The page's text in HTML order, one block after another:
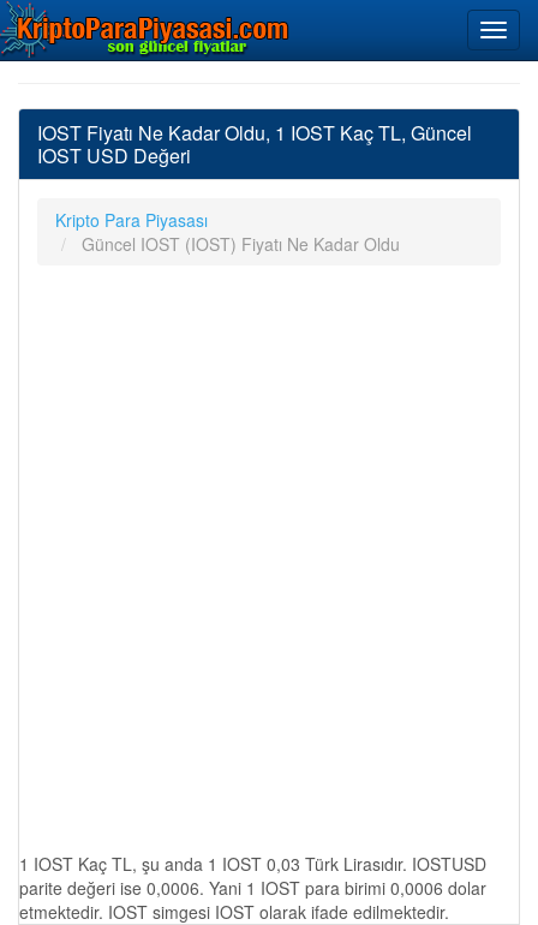
IOST Fiyatı Ne Kadar Oldu, 1 IOST Kaç TL, Güncel
IOST USD Değeri
Kripto Para Piyasası
Güncel IOST (IOST) Fiyatı Ne Kadar Oldu
1 IOST Kaç TL, şu anda 1 IOST 0,03 Türk Lirasıdır. IOSTUSD
parite değeri ise 0,0006. Yani 1 IOST para birimi 0,0006 dolar
etmektedir. IOST simgesi IOST olarak ifade edilmektedir.